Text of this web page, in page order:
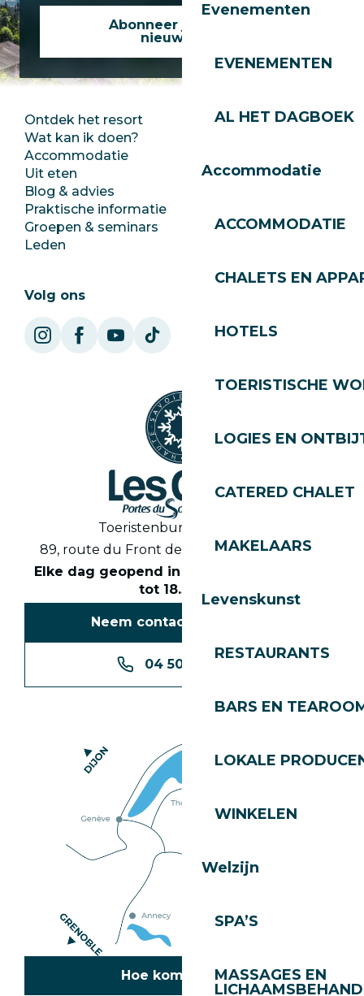
Evenementen
EVENEMENTEN
AL HET DAGBOEK
Accommodatie
ACCOMMODATIE
CHALETS EN
HOTELS
TOERISTISCHE
LOGIES EN
CATERED CHALET
MAKELAARS
Levenskunst
RESTAURANTS
BARS EN
LOKALE
WINKELEN
Welzijn
SPA’S
MASSAGES EN
Abonneer je op onze
nieuwsbrief
Ontdek het resort
Wat kan ik doen?
Accommodatie
Uit eten
Blog & advies
Praktische informatie
Groepen & seminars
Leden
Perszaal
Jobs
SoleGets
Volg ons
Toeristenbureau Les Gets
89, route du Front de Neige 74260 Les Gets
Elke dag geopend in het seizoen van 8.30
tot 18.30 uur
Neem contact met ons op
04 50 74 74 74
Hoe kom ik daar?